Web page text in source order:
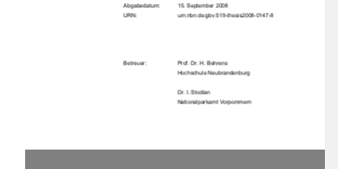
Abgabedatum: 15. September 2008
                                    URN:                                    urn:nbn:de:gbv:519-thesis2008-0147-8
Betreuer: Prof. Dr. H. Behrens
Hochschule Neubrandenburg
                                                                        Dr.            I.            Stodian
Nationalparkamt Vorpommern